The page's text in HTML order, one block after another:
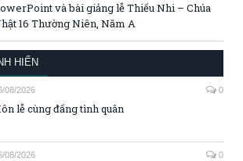
và bài giảng lễ Thiếu Nhi – Chúa
16 Thường Niên, Năm A
HIẾN
08/2026 0
lễ cùng đấng tình quân
08/2026 0